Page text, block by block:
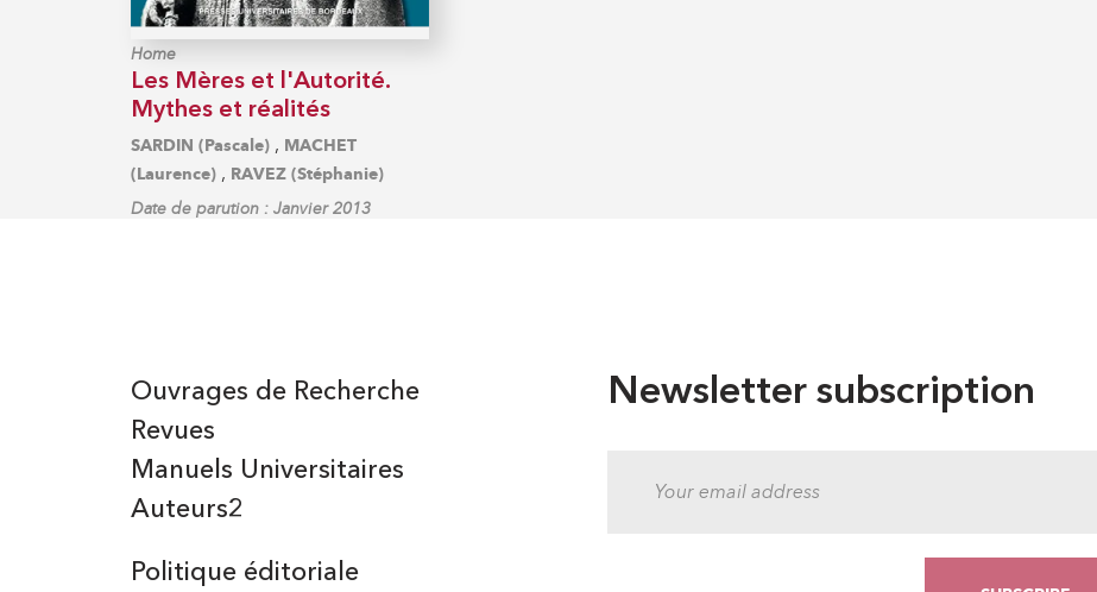
Home
Les Mères et l'Autorité.
Mythes et réalités
SARDIN (Pascale), MACHET
(Laurence), RAVEZ (Stéphanie)
Date de parution : Janvier 2013
Newsletter subscription
Auteurs2
Manuels Universitaires
Ouvrages de Recherche
Revues
Politique éditoriale